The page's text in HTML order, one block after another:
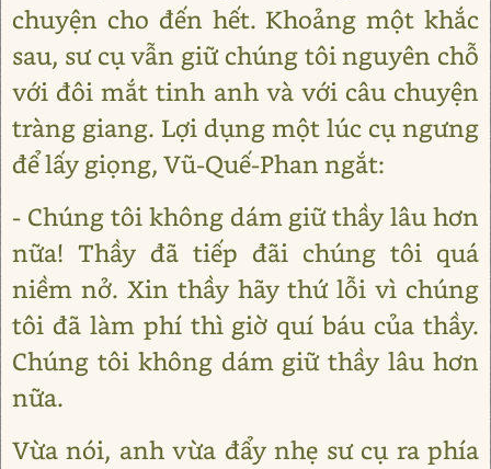
chuyện cho đến hết. Khoảng một khắc
sau, sư cụ vẫn giữ chúng tôi nguyên chỗ
với đôi mắt tinh anh và với câu chuyện
tràng giang. Lợi dụng một lúc cụ ngưng
để lấy giọng, Vũ-Quế-Phan ngắt:
- Chúng tôi không dám giữ thầy lâu hơn
nữa! Thầy đã tiếp đãi chúng tôi quá
niềm nở. Xin thầy hãy thứ lỗi vì chúng
tôi đã làm phí thì giờ quí báu của thầy.
Chúng tôi không dám giữ thầy lâu hơn
nữa.
Vừa nói, anh vừa đẩy nhẹ sư cụ ra phía